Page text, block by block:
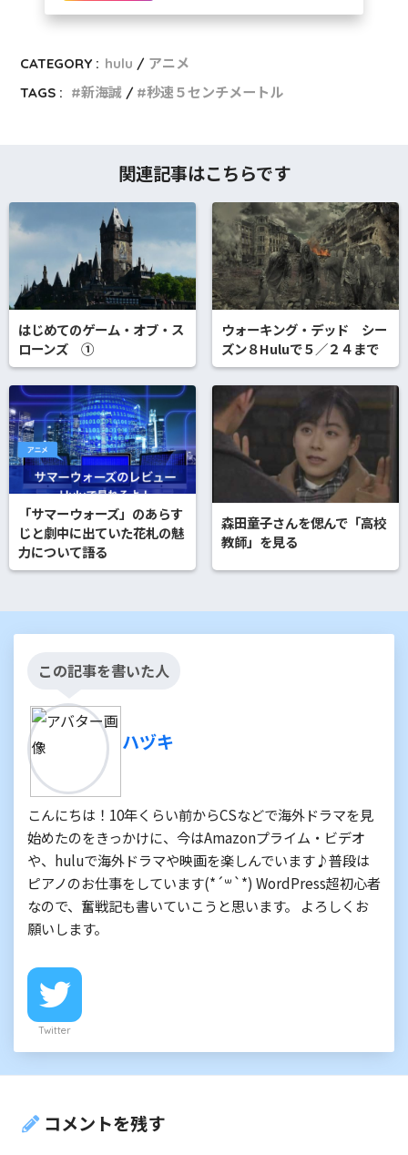
CATEGORY : hulu
アニメ
TAGS :
新海誠 秒速５センチメートル
関連記事はこちらです
はじめてのゲーム・オブ・ス
ローンズ ①
ウォーキング・デッド シー
ズン８Huluで５／２４まで
「サマーウォーズ」のあらす
じと劇中に出ていた花札の魅
力について語る
森田童子さんを偲んで「高校
教師」を見る
この記事を書いた人
ハヅキ
こんにちは！10年くらい前からCSなどで海外ドラマを見
始めたのをきっかけに、今はAmazonプライム・ビデオ
や、huluで海外ドラマや映画を楽しんでいます♪普段は
ピアノのお仕事をしています(*´꒳`*) WordPress超初心者
なので、奮戦記も書いていこうと思います。 よろしくお
願いします。
Twitter
コメントを残す